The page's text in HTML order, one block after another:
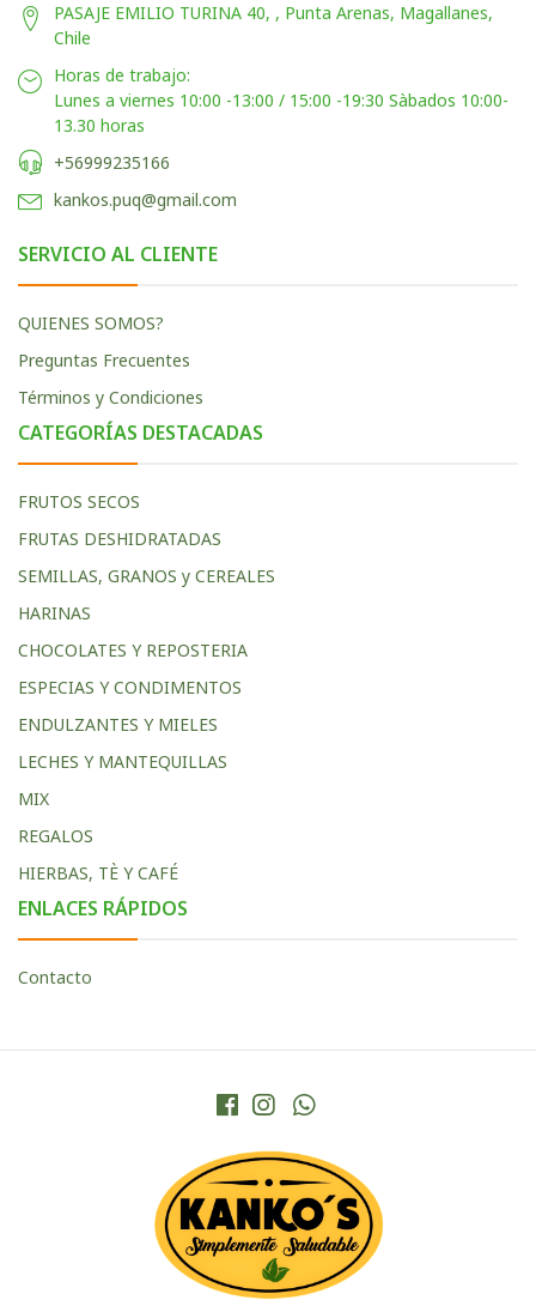
PASAJE EMILIO TURINA 40, , Punta Arenas, Magallanes,
Chile
Horas de trabajo:
Lunes a viernes 10:00 -13:00 / 15:00 -19:30 Sàbados 10:00-
13.30 horas
+56999235166
kankos.puq@gmail.com
SERVICIO AL CLIENTE
QUIENES SOMOS?
Preguntas Frecuentes
Términos y Condiciones
CATEGORÍAS DESTACADAS
FRUTOS SECOS
FRUTAS DESHIDRATADAS
SEMILLAS, GRANOS y CEREALES
HARINAS
CHOCOLATES Y REPOSTERIA
ESPECIAS Y CONDIMENTOS
ENDULZANTES Y MIELES
LECHES Y MANTEQUILLAS
MIX
REGALOS
HIERBAS, TÈ Y CAFÉ
ENLACES RÁPIDOS
Contacto